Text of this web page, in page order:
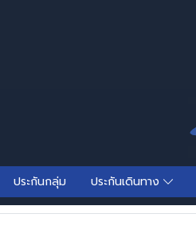
ประกันกลุ่ม ประกันเดินทาง